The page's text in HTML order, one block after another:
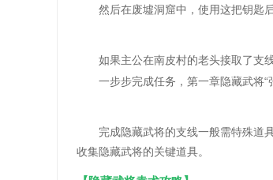
然后在废墟洞窟中，使用这把钥匙后
如果主公在南皮村的老头接取了支
一步步完成任务，第一章隐藏武将“
完成隐藏武将的支线一般需特殊道具
收集隐藏武将的关键道具。